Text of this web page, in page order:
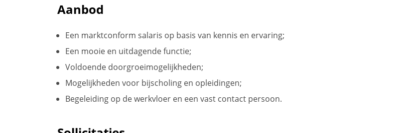
Aanbod
Een marktconform salaris op basis van kennis en ervaring;
Een mooie en uitdagende functie;
Voldoende doorgroeimogelijkheden;
Mogelijkheden voor bijscholing en opleidingen;
Begeleiding op de werkvloer en een vast contact persoon.